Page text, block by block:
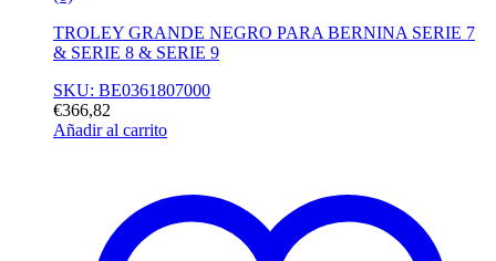
TROLEY GRANDE NEGRO PARA BERNINA SERIE 7
& SERIE 8 & SERIE 9
SKU: BE0361807000
€366,82
Añadir al carrito